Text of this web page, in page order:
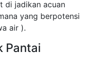
di jadikan acuan
yang berpotensi
air ).
Pantai